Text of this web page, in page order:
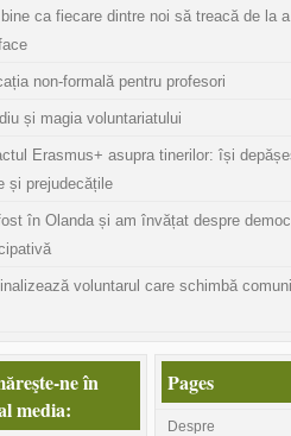
ca fiecare dintre noi să treacă de la
non-formală pentru profesori
și magia voluntariatului
Erasmus+ asupra tinerilor: își
și prejudecățile
în Olanda și am învățat despre
voluntarul care schimbă
ne în
media:
Pages
Despre